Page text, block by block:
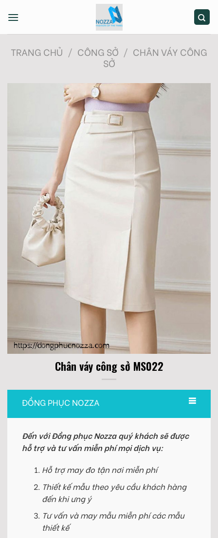
TRANG CHỦ / CÔNG SỞ / CHÂN VÁY CÔNG
SỞ
Chân váy công sở MS022
ĐỒNG PHỤC NOZZA
Đến với Đồng phục Nozza quý khách sẽ được
hỗ trợ và tư vấn miễn phí mọi dịch vụ:
Hỗ trợ may đo tận nơi miễn phí
Thiết kế mẫu theo yêu cầu khách hàng
đến khi ưng ý
Tư vấn và may mẫu miễn phí các mẫu
thiết kế